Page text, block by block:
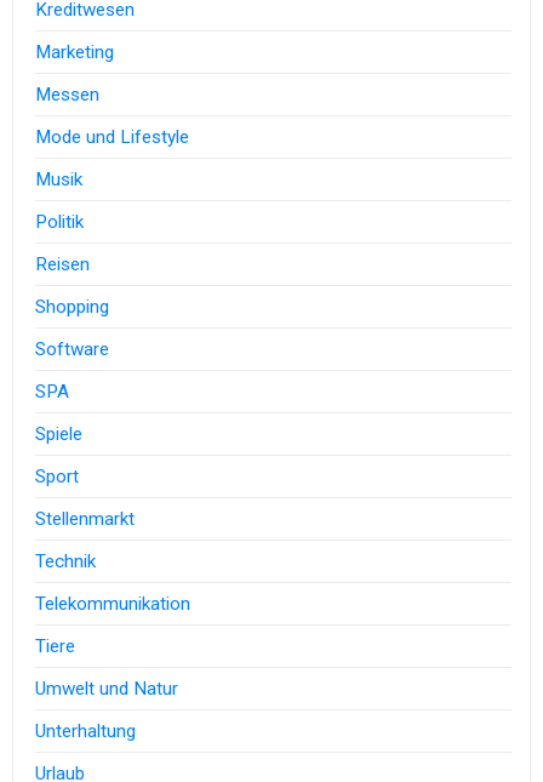
Kreditwesen
Marketing
Messen
Mode und Lifestyle
Musik
Politik
Reisen
Shopping
Software
SPA
Spiele
Sport
Stellenmarkt
Technik
Telekommunikation
Tiere
Umwelt und Natur
Unterhaltung
Urlaub